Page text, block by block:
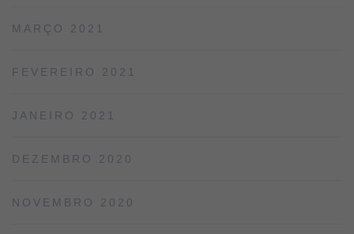
MARÇO 2021
FEVEREIRO 2021
JANEIRO 2021
DEZEMBRO 2020
NOVEMBRO 2020